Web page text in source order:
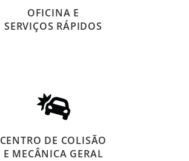
OFICINA E
SERVIÇOS RÁPIDOS
CENTRO DE COLISÃO
E MECÂNICA GERAL